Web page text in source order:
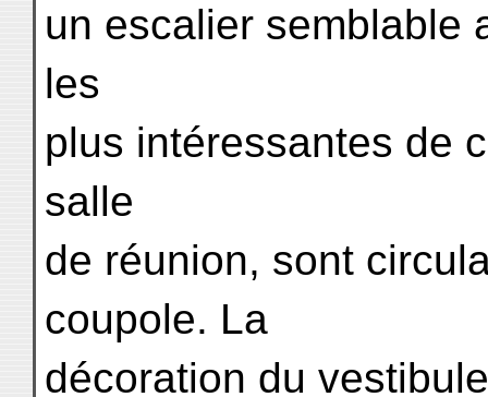
un escalier semblable
les
plus intéressantes de
salle
de réunion, sont
coupole. La
décoration du